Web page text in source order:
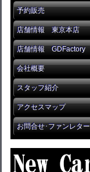
予約販売
店舗情報 東京本店
店舗情報 GDFactory
会社概要
スタッフ紹介
アクセスマップ
お問合せ･ファンレター